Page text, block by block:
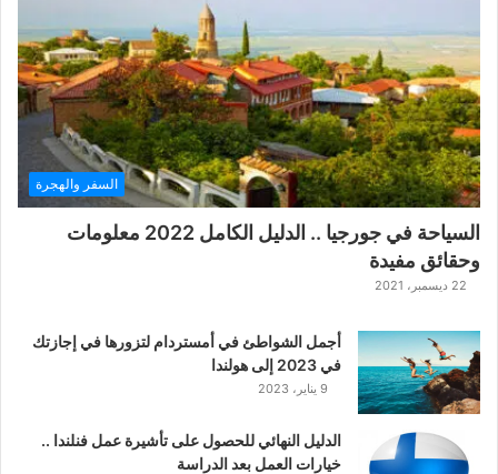
ر
ب
ا
ل
ت
ت
ا
ا
ل
ا
س
ي
ك
السفر والهجرة
السياحة في جورجيا .. الدليل الكامل 2022 معلومات
وحقائق مفيدة
22 ديسمبر، 2021
أجمل الشواطئ في أمستردام لتزورها في إجازتك
في 2023 إلى هولندا
9 يناير، 2023
الدليل النهائي للحصول على تأشيرة عمل فنلندا ..
خيارات العمل بعد الدراسة